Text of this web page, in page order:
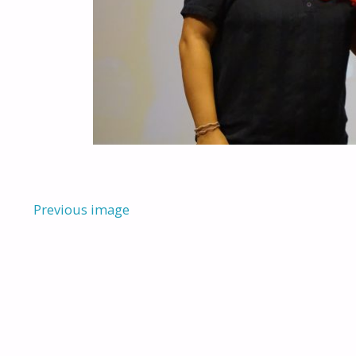
Previous image